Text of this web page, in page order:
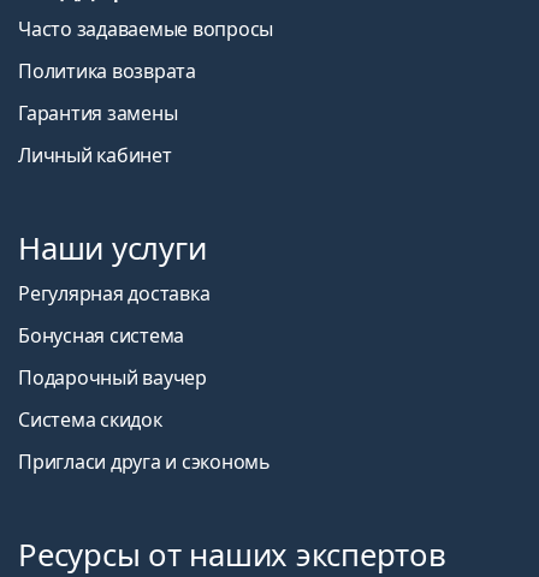
Часто задаваемые вопросы
Политика возврата
Гарантия замены
Личный кабинет
Наши услуги
Регулярная доставка
Бонусная система
Подарочный ваучер
Система скидок
Пригласи друга и сэкономь
Ресурсы от наших экспертов